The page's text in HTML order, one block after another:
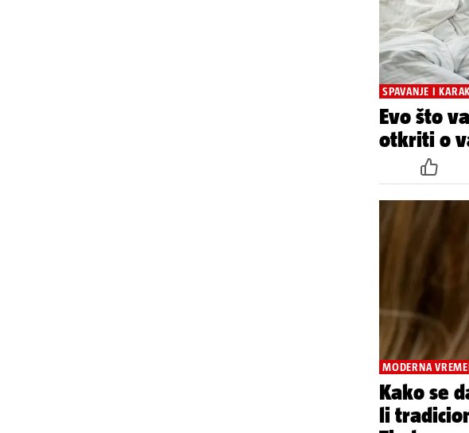
SPAVANJE I
Evo što
otkriti o
MODERNA
Kako se
li